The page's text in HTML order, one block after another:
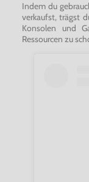
Indem du
verkaufst, trägst
Konsolen und
Ressourcen zu